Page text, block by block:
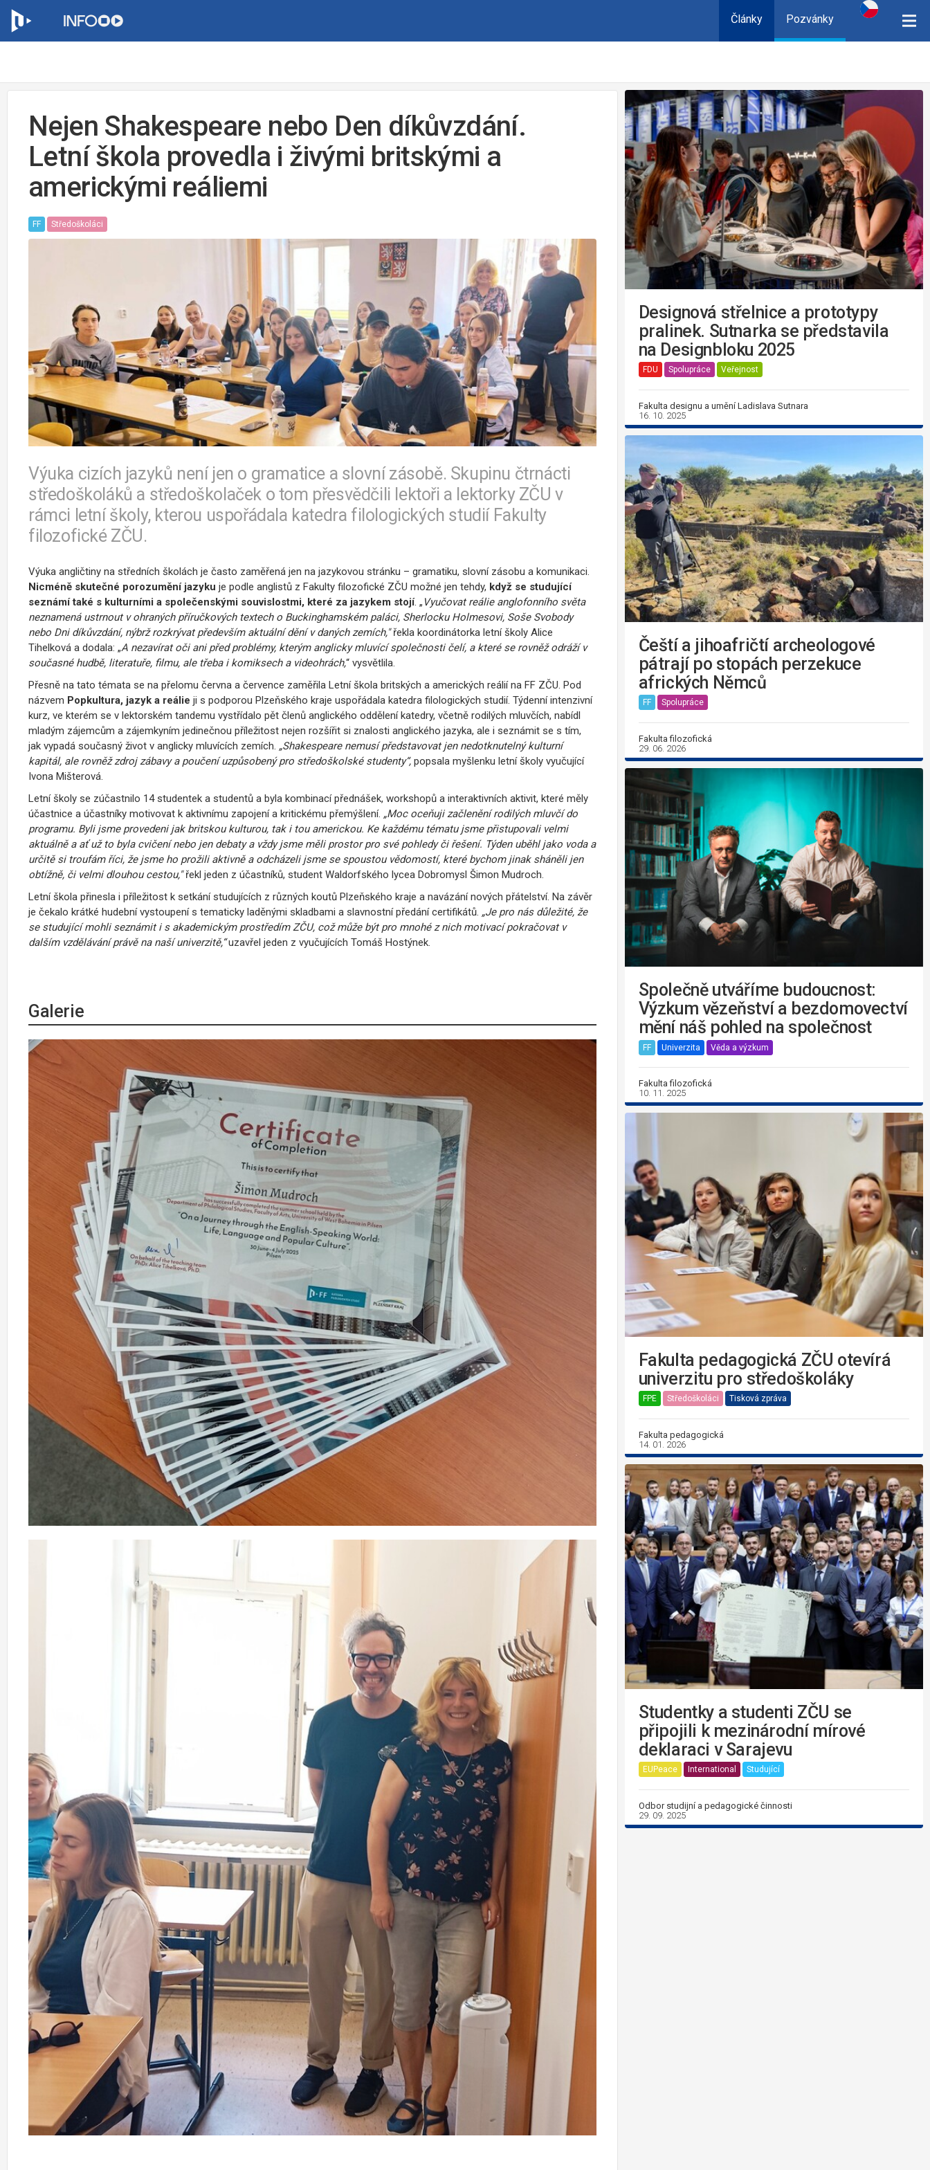
Články Pozvánky
Nejen Shakespeare nebo Den díkůvzdání.
Letní škola provedla i živými britskými a
americkými reáliemi
FF Středoškoláci
Výuka cizích jazyků není jen o gramatice a slovní zásobě. Skupinu čtrnácti
středoškoláků a středoškolaček o tom přesvědčili lektoři a lektorky ZČU v
rámci letní školy, kterou uspořádala katedra filologických studií Fakulty
filozofické ZČU.
Výuka angličtiny na středních školách je často zaměřená jen na jazykovou stránku – gramatiku, slovní zásobu a komunikaci.
Nicméně skutečné porozumění jazyku je podle anglistů z Fakulty filozofické ZČU možné jen tehdy, když se studující
seznámí také s kulturními a společenskými souvislostmi, které za jazykem stojí. „ Vyučovat reálie anglofonního světa
neznamená ustrnout v ohraných příručkových textech o Buckinghamském paláci, Sherlocku Holmesovi, Soše Svobody
nebo Dni díkůvzdání, nýbrž rozkrývat především aktuální dění v daných zemích,"řekla koordinátorka letní školy Alice
Tihelková a dodala: „A nezavírat oči ani před problémy, kterým anglicky mluvící společnosti čelí, a které se rovněž odráží v
současné hudbě, literatuře, filmu, ale třeba i komiksech a videohrách,“ vysvětlila.
Přesně na tato témata se na přelomu června a července zaměřila Letní škola britských a amerických reálií na FF ZČU. Pod
názvem Popkultura, jazyk a reálie ji s podporou Plzeňského kraje uspořádala katedra filologických studií. Týdenní intenzivní
kurz, ve kterém se v lektorském tandemu vystřídalo pět členů anglického oddělení katedry, včetně rodilých mluvčích, nabídl
mladým zájemcům a zájemkyním jedinečnou příležitost nejen rozšířit si znalosti anglického jazyka, ale i seznámit se s tím,
jak vypadá současný život v anglicky mluvících zemích. „Shakespeare nemusí představovat jen nedotknutelný kulturní
kapitál, ale rovněž zdroj zábavy a poučení uzpůsobený pro středoškolské studenty“, popsala myšlenku letní školy vyučující
Ivona Mišterová.
Letní školy se zúčastnilo 14 studentek a studentů a byla kombinací přednášek, workshopů a interaktivních aktivit, které měly
účastnice a účastníky motivovat k aktivnímu zapojení a kritickému přemýšlení. „Moc oceňuji začlenění rodilých mluvčí do
programu. Byli jsme provedeni jak britskou kulturou, tak i tou americkou. Ke každému tématu jsme přistupovali velmi
aktuálně a ať už to byla cvičení nebo jen debaty a vždy jsme měli prostor pro své pohledy či řešení. Týden uběhl jako voda a
určitě si troufám říci, že jsme ho prožili aktivně a odcházeli jsme se spoustou vědomostí, které bychom jinak sháněli jen
obtížně, či velmi dlouhou cestou,"řekl jeden z účastníků, student Waldorfského lycea Dobromysl Šimon Mudroch.
Letní škola přinesla i příležitost k setkání studujících z různých koutů Plzeňského kraje a navázání nových přátelství. Na závěr
je čekalo krátké hudební vystoupení s tematicky laděnými skladbami a slavnostní předání certifikátů. „Je pro nás důležité, že
se studující mohli seznámit i s akademickým prostředím ZČU, což může být pro mnohé z nich motivací pokračovat v
dalším vzdělávání právě na naší univerzitě,“uzavřel jeden z vyučujících Tomáš Hostýnek.
Galerie
Designová střelnice a prototypy
pralinek. Sutnarka se představila
na Designbloku 2025
FDU Spolupráce Veřejnost
Fakulta designu a umění Ladislava Sutnara
16. 10. 2025
Čeští a jihoafričtí archeologové
pátrají po stopách perzekuce
afrických Němců
FF Spolupráce
Fakulta filozofická
29. 06. 2026
Společně utváříme budoucnost:
Výzkum vězeňství a bezdomovectví
mění náš pohled na společnost
FF Univerzita Věda a výzkum
Fakulta filozofická
10. 11. 2025
Fakulta pedagogická ZČU otevírá
univerzitu pro středoškoláky
FPE Středoškoláci Tisková zpráva
Fakulta pedagogická
14. 01. 2026
Studentky a studenti ZČU se
připojili k mezinárodní mírové
deklaraci v Sarajevu
EUPeace International Studující
Odbor studijní a pedagogické činnosti
29. 09. 2025